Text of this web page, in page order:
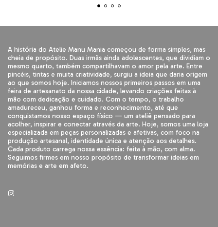
A história do Atelie Manu Mania começou de forma simples, mas
cheia de propósito. Duas irmãs ainda adolescentes, que dividiam o
mesmo quarto, também compartilhavam o amor pela arte. Entre
pincéis, tintas e muita criatividade, surgiu a ideia que daria origem
ao que somos hoje. Iniciamos nossos primeiros passos em uma
feira de artesanato da nossa cidade, levando criações feitas à
mão com dedicação e cuidado. Com o tempo, o trabalho
amadureceu, ganhou forma e reconhecimento, até que
conquistamos nosso espaço físico — um ateliê pensado para
acolher, inspirar e conectar através da arte. Hoje, somos uma loja
especializada em peças personalizadas e afetivas, com foco na
produção artesanal, identidade única e atenção aos detalhes.
Cada produto carrega nossa essência: feita à mão, com alma.
Seguimos firmes em nosso propósito de transformar ideias em
memórias e arte em afeto.